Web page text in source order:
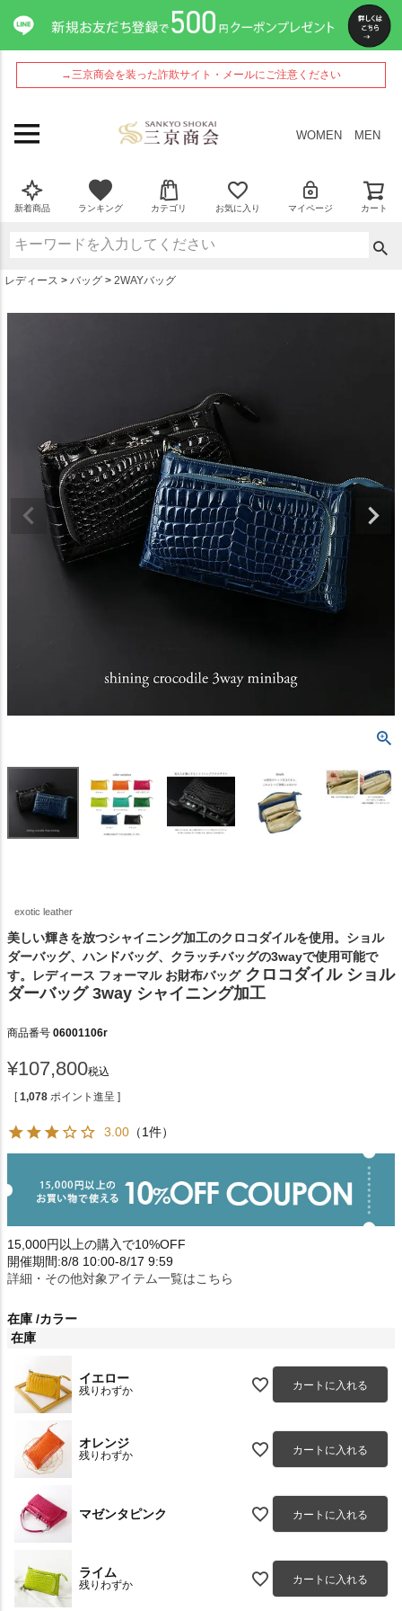
→三京商会を装った詐欺サイト・メールにご注意ください
WOMEN MEN
新着商品 ランキング カテゴリ お気に入り マイページ カート
レディース バッグ 2WAYバッグ
exotic leather
美しい輝きを放つシャイニング加工のクロコダイルを使用。ショル
ダーバッグ、ハンドバッグ、クラッチバッグの3wayで使用可能で
す。レディース フォーマル お財布バッグ クロコダイル ショル
ダーバッグ 3way シャイニング加工
商品番号 06001106r
¥107,800税込
[ 1,078 ポイント進呈 ]
3.00 （1件）
15,000円以上の購入で10%OFF
開催期間:8/8 10:00-8/17 9:59
詳細・その他対象アイテム一覧はこちら
在庫 カラー
在庫
イエロー
残りわずか カートに入れる
オレンジ
残りわずか カートに入れる
マゼンタピンク カートに入れる
ライム
残りわずか カートに入れる
ペー
ジト
ップ
へ